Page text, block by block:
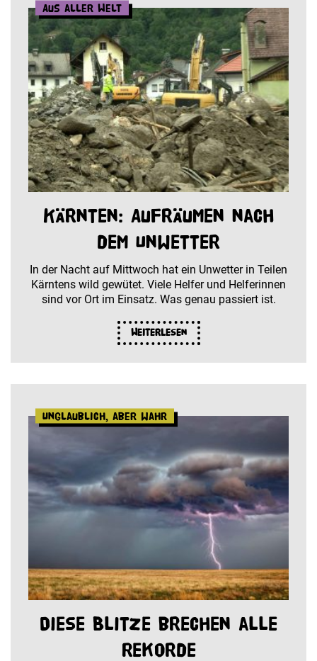
Aus aller Welt
Kärnten: Aufräumen nach
dem Unwetter
In der Nacht auf Mittwoch hat ein Unwetter in Teilen
Kärntens wild gewütet. Viele Helfer und Helferinnen
sind vor Ort im Einsatz. Was genau passiert ist.
Weiterlesen
Unglaublich, aber wahr
Diese Blitze brechen alle
Rekorde